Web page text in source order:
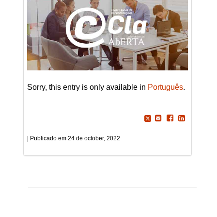
Sorry, this entry is only available in Português.
24 de october, 2022